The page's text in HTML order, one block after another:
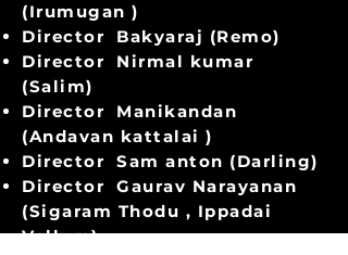
(Irumugan )
Director Bakyaraj (Remo)
Director Nirmal kumar
(Salim)
Director Manikandan
(Andavan kattalai )
Director Sam anton (Darling)
Director Gaurav Narayanan
(Sigaram Thodu , Ippadai
Vellum)